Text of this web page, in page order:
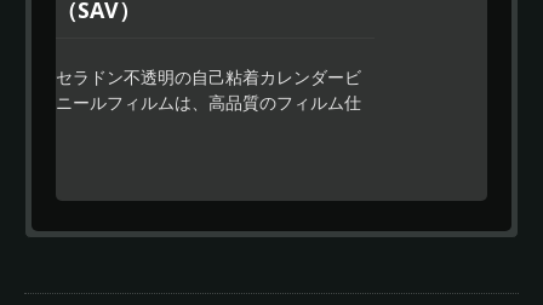
（SAV）
セラドン不透明の自己粘着カレンダービ
ニールフィルムは、高品質のフィルム仕
ーフィルムです。セラドンのイージーア
プライ機能により、より速い位置合わせ